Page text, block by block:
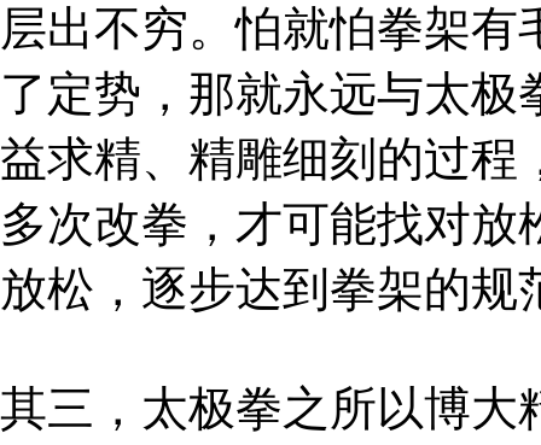
层出不穷。怕就怕拳架
了定势，那就永远与太
益求精、精雕细刻的过
多次改拳，才可能找对
放松，逐步达到拳架的
其三，太极拳之所以博大